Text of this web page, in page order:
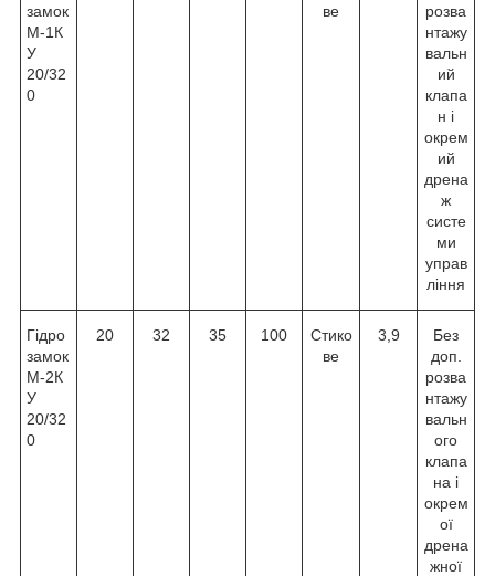
замок
М-1К
У
20/32
0
ве
розва
нтажу
вальн
ий
клапа
н і
окрем
ий
дрена
ж
систе
ми
управ
ління
Гідро
замок
М-2К
У
20/32
0
20 32 35 100
Стико
ве
3,9
Без
доп.
розва
нтажу
вальн
ого
клапа
на і
окрем
ої
дрена
жної